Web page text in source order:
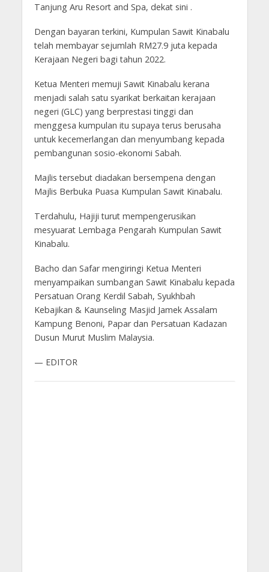
Tanjung Aru Resort and Spa, dekat sini .
Dengan bayaran terkini, Kumpulan Sawit Kinabalu
telah membayar sejumlah RM27.9 juta kepada
Kerajaan Negeri bagi tahun 2022.
Ketua Menteri memuji Sawit Kinabalu kerana
menjadi salah satu syarikat berkaitan kerajaan
negeri (GLC) yang berprestasi tinggi dan
menggesa kumpulan itu supaya terus berusaha
untuk kecemerlangan dan menyumbang kepada
pembangunan sosio-ekonomi Sabah.
Majlis tersebut diadakan bersempena dengan
Majlis Berbuka Puasa Kumpulan Sawit Kinabalu.
Terdahulu, Hajiji turut mempengerusikan
mesyuarat Lembaga Pengarah Kumpulan Sawit
Kinabalu.
Bacho dan Safar mengiringi Ketua Menteri
menyampaikan sumbangan Sawit Kinabalu kepada
Persatuan Orang Kerdil Sabah, Syukhbah
Kebajikan & Kaunseling Masjid Jamek Assalam
Kampung Benoni, Papar dan Persatuan Kadazan
Dusun Murut Muslim Malaysia.
— EDITOR